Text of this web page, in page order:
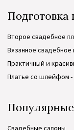
Подготовка
Второе свадебное
Вязанное свадебное
Практичный и
Платье со шлейфом
Свадебные салоны